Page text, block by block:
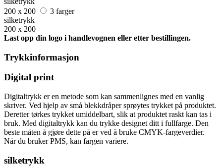
200 x 200
3 farger
silketrykk
200 x 200
Last opp din logo i handlevognen eller etter bestillingen.
Trykkinformasjon
Digital print
Digitaltrykk er en metode som kan sammenlignes med en vanlig
skriver. Ved hjelp av små blekkdråper sprøytes trykket på produktet.
Deretter tørkes trykket umiddelbart, slik at produktet raskt kan tas i
bruk. Med digitaltrykk kan du trykke designet ditt i fullfarge. Den
beste måten å gjøre dette på er ved å bruke CMYK-fargeverdier.
Når du bruker PMS, kan fargen variere.
silketrykk